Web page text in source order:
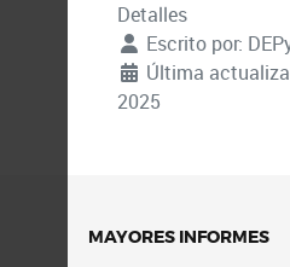
Detalles
Escrito por:
Última
2025
MAYORES INFORMES